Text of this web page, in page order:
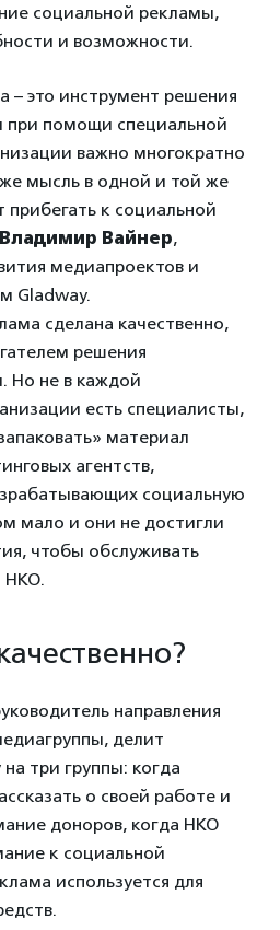
социальной рекламы,
и возможности.
– это инструмент решения
при помощи специальной
важно многократно
мысль в одной и той же
к социальной
Владимир Вайнер,
медиапроектов и
Gladway.
сделана качественно,
решения
Но не в каждой
есть специалисты,
материал
агентств,
социальную
мало и они не достигли
чтобы обслуживать
НКО.
направления
делит
три группы: когда
о своей работе и
доноров, когда НКО
к социальной
используется для